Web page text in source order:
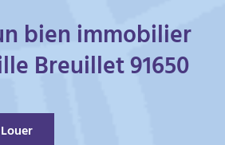
bien immobilier
Breuillet 91650
Louer